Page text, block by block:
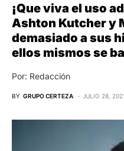
¡Que viva el uso
Ashton Kutcher y
demasiado a sus
ellos mismos se
Por: Redacción
BY GRUPO CERTEZA JULIO 28,